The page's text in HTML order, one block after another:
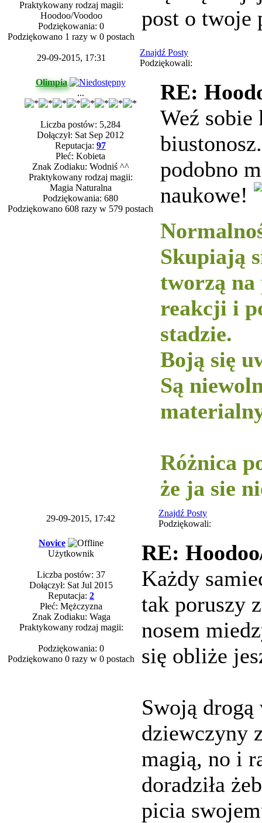
Praktykowany rodzaj magii:
Hoodoo/Voodoo
Podziękowania: 0
Podziękowano 1 razy w 0 postach
post o twoje
29-09-2015, 17:31
Znajdź Posty
Podziękowali:
Olimpia
...
Liczba postów: 5,284
Dołączył: Sat Sep 2012
Reputacja: 97
Płeć: Kobieta
Znak Zodiaku: Wodniś ^^
Praktykowany rodzaj magii:
Magia Naturalna
Podziękowania: 680
Podziękowano 608 razy w 579 postach
RE:
Weź sobie
podobno
naukowe!
Skupiają
tworzą na
reakcji i
stadzie.
Boją się
Są
Różnica
że ja sie
29-09-2015, 17:42
Znajdź Posty
Podziękowali:
Novice
Użytkownik
Liczba postów: 37
Dołączył: Sat Jul 2015
Reputacja: 2
Płeć: Mężczyzna
Znak Zodiaku: Waga
Praktykowany rodzaj magii:
Podziękowania: 0
Podziękowano 0 razy w 0 postach
RE:
Każdy
tak poruszy
nosem
się obliże
Swoją
dziewczyny
magią, no i
doradziła
picia